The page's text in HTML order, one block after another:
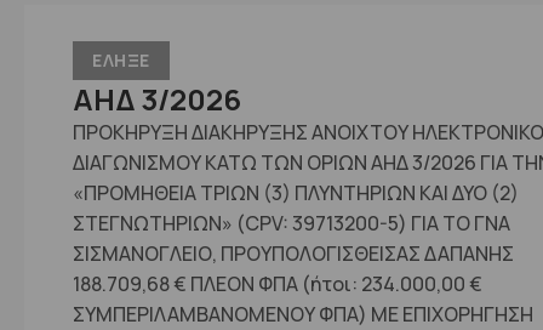
ΕΛΗΞΕ
ΑΗΔ 3/2026
ΠΡΟΚΗΡΥΞΗ ΔΙΑΚΗΡΥΞΗΣ ΑΝΟΙΧΤΟΥ
ΔΙΑΓΩΝΙΣΜΟΥ ΚΑΤΩ ΤΩΝ ΟΡΙΩΝ ΑΗΔ 3/2026 ΓΙΑ
«ΠΡΟΜΗΘΕΙΑ ΤΡΙΩΝ (3) ΠΛΥΝΤΗΡΙΩΝ ΚΑΙ ΔΥΟ (2)
ΣΤΕΓΝΩΤΗΡΙΩΝ» (CPV: 39713200-5) ΓΙΑ ΤΟ ΓΝΑ
ΣΙΣΜΑΝΟΓΛΕΙΟ, ΠΡΟΥΠΟΛΟΓΙΣΘΕΙΣΑΣ ΔΑΠΑΝΗΣ
188.709,68 € ΠΛΕΟΝ ΦΠΑ (ήτοι: 234.000,00 €
ΣΥΜΠΕΡΙΛΑΜΒΑΝΟΜΕΝΟΥ ΦΠΑ) ΜΕ ΕΠΙΧΟΡΗΓΗΣΗ